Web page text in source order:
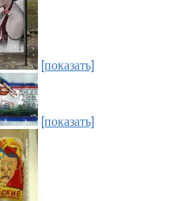
[показать]
[показать]